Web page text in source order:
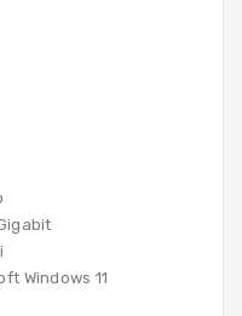
Windows 11